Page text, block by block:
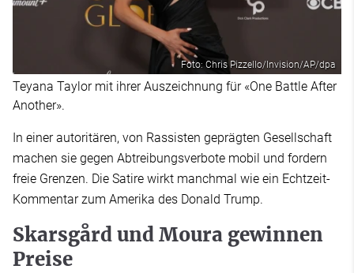
Foto: Chris Pizzello/Invision/AP/dpa
Teyana Taylor mit ihrer Auszeichnung für «One Battle After
Another».
In einer autoritären, von Rassisten geprägten Gesellschaft
machen sie gegen Abtreibungsverbote mobil und fordern
freie Grenzen. Die Satire wirkt manchmal wie ein Echtzeit-
Kommentar zum Amerika des Donald Trump.
Skarsgård und Moura gewinnen
Preise